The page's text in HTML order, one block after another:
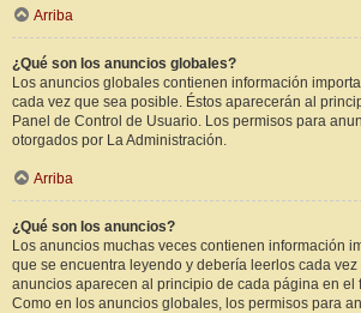
Arriba
¿Qué son los anuncios globales?
Los anuncios globales contienen información
cada vez que sea posible. Éstos aparecerán al
Panel de Control de Usuario. Los permisos para
otorgados por La Administración.
Arriba
¿Qué son los anuncios?
Los anuncios muchas veces contienen información
que se encuentra leyendo y debería leerlos cada
anuncios aparecen al principio de cada página en el
Como en los anuncios globales, los permisos para